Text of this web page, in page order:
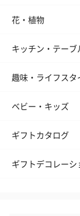
花・植物
キッチン・テーブ
趣味・ライフスタ
ベビー・キッズ
ギフトカタログ
ギフトデコレーシ